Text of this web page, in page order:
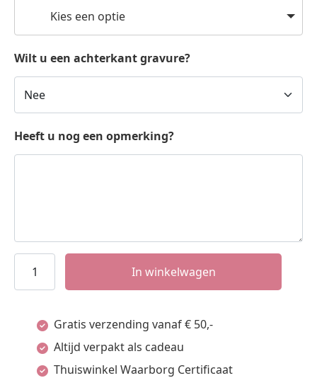
Kies een optie
Wilt u een achterkant gravure?
Heeft u nog een opmerking?
Sterrenbeeld
hanger
gravure
In winkelwagen
Gratis verzending vanaf € 50,-
Altijd verpakt als cadeau
Thuiswinkel Waarborg Certificaat